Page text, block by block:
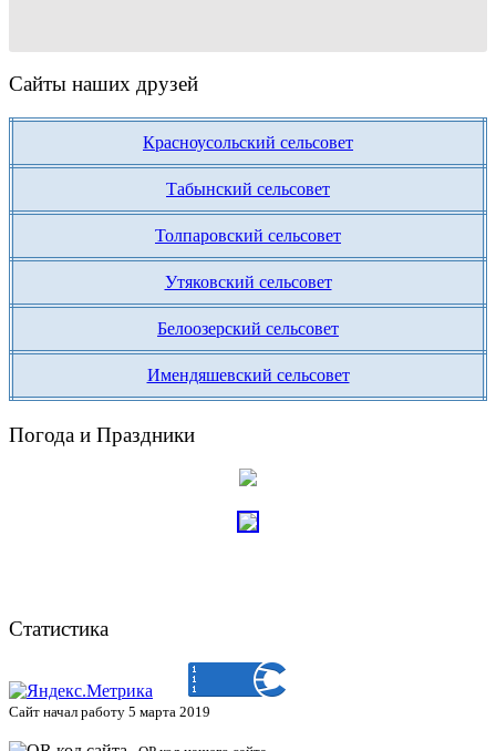
Сайты наших друзей
Красноусольский сельсовет
Табынский сельсовет
Толпаровский сельсовет
Утяковский сельсовет
Белоозерский сельсовет
Имендяшевский сельсовет
Погода и Праздники
Статистика
Сайт начал работу 5 марта 2019